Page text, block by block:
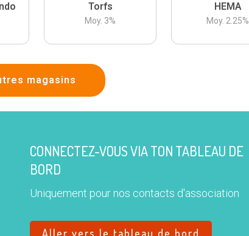
Torfs
Moy. 3%
HEMA
Moy. 2.25%
magasins
CONNECTEZ-VOUS VIA TON TABLEAU DE
BORD
Uniquement pour nos contacts d'association
Aller vers le tableau de bord